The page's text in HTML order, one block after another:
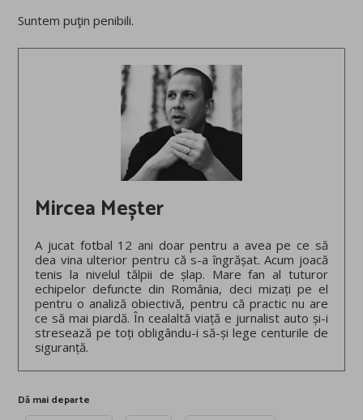
Suntem puţin penibili.
Mircea Meșter
A jucat fotbal 12 ani doar pentru a avea pe ce să
dea vina ulterior pentru că s-a îngrășat. Acum joacă
tenis la nivelul tălpii de șlap. Mare fan al tuturor
echipelor defuncte din România, deci mizați pe el
pentru o analiză obiectivă, pentru că practic nu are
ce să mai piardă. În cealaltă viață e jurnalist auto și-i
stresează pe toți obligându-i să-și lege centurile de
siguranță.
Dă mai departe